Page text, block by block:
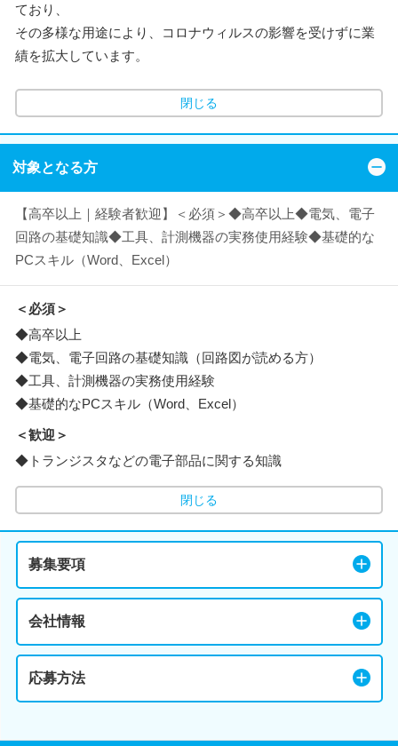
ており、
その多様な用途により、コロナウィルスの影響を受けずに業
績を拡大しています。
閉じる
対象となる方
【高卒以上｜経験者歓迎】＜必須＞◆高卒以上◆電気、電子
回路の基礎知識◆工具、計測機器の実務使用経験◆基礎的な
PCスキル（Word、Excel）
＜必須＞
◆高卒以上
◆電気、電子回路の基礎知識（回路図が読める方）
◆工具、計測機器の実務使用経験
◆基礎的なPCスキル（Word、Excel）
＜歓迎＞
◆トランジスタなどの電子部品に関する知識
閉じる
募集要項
会社情報
応募方法